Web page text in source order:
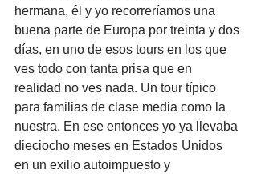
hermana, él y yo recorreríamos una
buena parte de Europa por treinta y dos
días, en uno de esos tours en los que
ves todo con tanta prisa que en
realidad no ves nada. Un tour típico
para familias de clase media como la
nuestra. En ese entonces yo ya llevaba
dieciocho meses en Estados Unidos
en un exilio autoimpuesto y